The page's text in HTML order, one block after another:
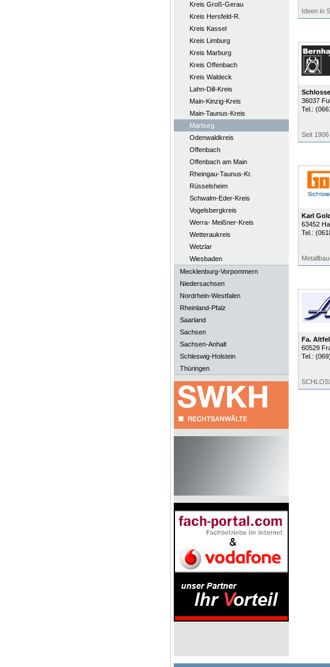
Kreis Groß-Gerau
Kreis Hersfeld-R.
Kreis Kassel
Kreis Limburg
Kreis Marburg
Kreis Offenbach
Kreis Waldeck
Lahn-Dill-Kreis
Main-Kinzig-Kreis
Main-Taunus-Kreis
Marburg
Odenwaldkreis
Offenbach
Offenbach am Main
Rheingau-Taunus-Kr.
Rüsselsheim
Schwalm-Eder-Kreis
Vogelsbergkreis
Werra- Meißner-Kreis
Wetteraukreis
Wetzlar
Wiesbaden
Mecklenburg-Vorpommern
Niedersachsen
Nordrhein-Westfalen
Rheinland-Pfalz
Saarland
Sachsen
Sachsen-Anhalt
Schleswig-Holstein
Thüringen
Ideen in
36037
Tel.:
Seit 1906
Karl
63452
Tel.:
Fa.
60529
Tel.: